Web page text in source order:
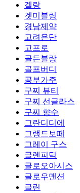
겔랑
겟미블링
경남제약
고려은단
고프로
골든블랑
골프버디
공부가주
구찌 뷰티
구찌 선글라스
구찌 향수
그란디디에
그랭드보떼
그레이 구스
글렌피딕
글로오아시스
글로우맨션
글린